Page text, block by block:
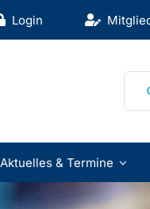
Login
Aktuelles & Termine